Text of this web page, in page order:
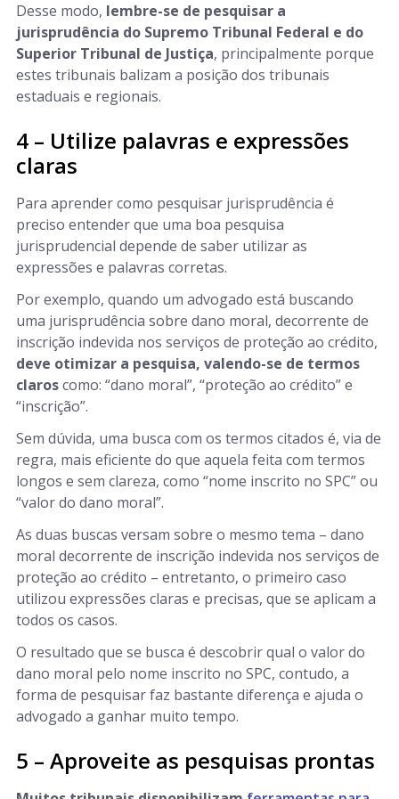
Desse modo, lembre-se de pesquisar a
jurisprudência do Supremo Tribunal Federal e do
Superior Tribunal de Justiça, principalmente porque
estes tribunais balizam a posição dos tribunais
estaduais e regionais.
4 – Utilize palavras e expressões
claras
Para aprender como pesquisar jurisprudência é
preciso entender que uma boa pesquisa
jurisprudencial depende de saber utilizar as
expressões e palavras corretas.
Por exemplo, quando um advogado está buscando
uma jurisprudência sobre dano moral, decorrente de
inscrição indevida nos serviços de proteção ao crédito,
deve otimizar a pesquisa, valendo-se de termos
claroscomo: “dano moral”, “proteção ao crédito” e
“inscrição”.
Sem dúvida, uma busca com os termos citados é, via de
regra, mais eficiente do que aquela feita com termos
longos e sem clareza, como “nome inscrito no SPC” ou
“valor do dano moral”.
As duas buscas versam sobre o mesmo tema – dano
moral decorrente de inscrição indevida nos serviços de
proteção ao crédito – entretanto, o primeiro caso
utilizou expressões claras e precisas, que se aplicam a
todos os casos.
O resultado que se busca é descobrir qual o valor do
dano moral pelo nome inscrito no SPC, contudo, a
forma de pesquisar faz bastante diferença e ajuda o
advogado a ganhar muito tempo.
5 – Aproveite as pesquisas prontas